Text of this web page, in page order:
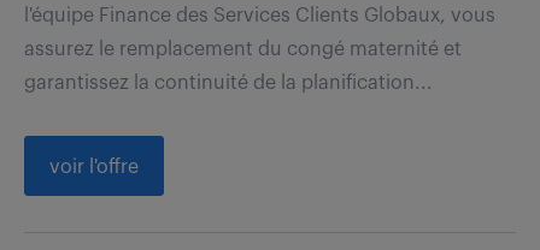
l'équipe Finance des Services Clients Globaux, vous
assurez le remplacement du congé maternité et
garantissez la continuité de la planification...
voir l'offre